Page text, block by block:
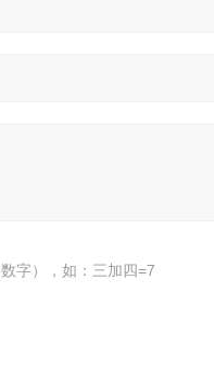
字），如：三加四=7